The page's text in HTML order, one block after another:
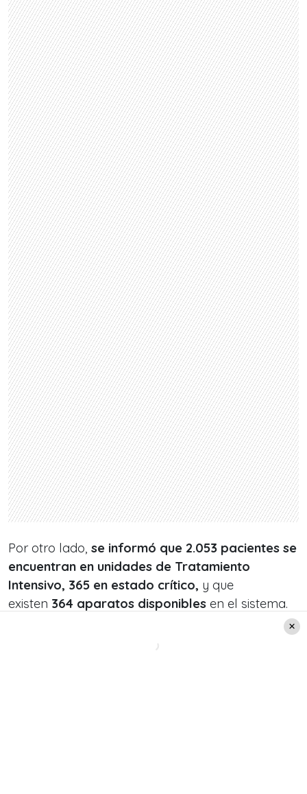
Por otro lado, se informó que 2.053 pacientes se
encuentran en unidades de Tratamiento
Intensivo, 365 en estado crítico, y que
existen 364 aparatos disponibles en el sistema.
10.464 exámenes PCR, llegando a